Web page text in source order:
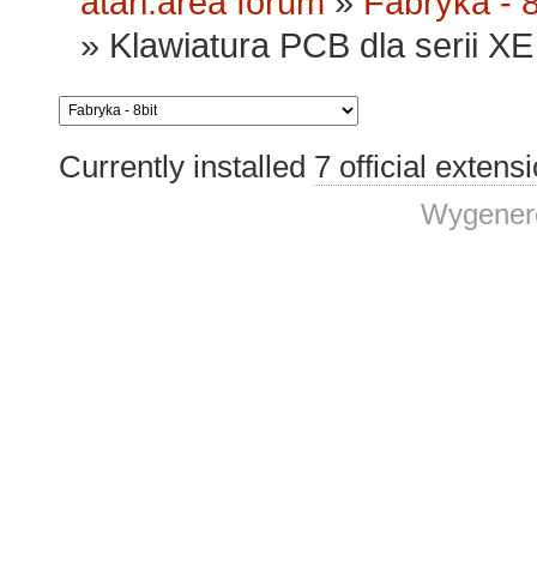
» Klawiatura PCB dla serii
Currently installed 7 official